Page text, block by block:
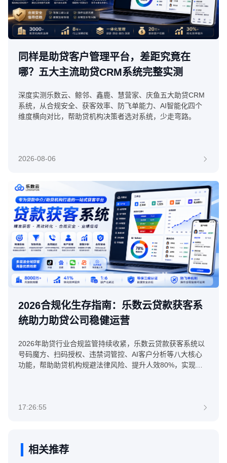
同样是助贷客户管理平台，差距究竟在
哪？五大主流助贷CRM系统完整实测
深度实测乐数云、鲸邻、鑫鹿、慧营家、庆鱼五大助贷CRM
系统，从合规安全、获客效率、防飞单能力、AI智能化四个
维度横向对比，帮助贷机构决策者选对系统，少走弯路。
2026-08-06
2026合规化生存指南：乐数云贷款获客系
统助力助贷公司稳健运营
2026年助贷行业合规监管持续收紧，乐数云贷款获客系统以
号码魔方、扫码授权、违禁词管控、AI客户分析等八大核心
功能，帮助助贷机构规避法律风险、提升人效80%，实现稳
17:26:55
相关推荐